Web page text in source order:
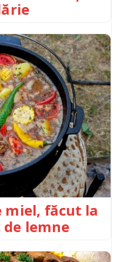
miel, făcut la
de lemne